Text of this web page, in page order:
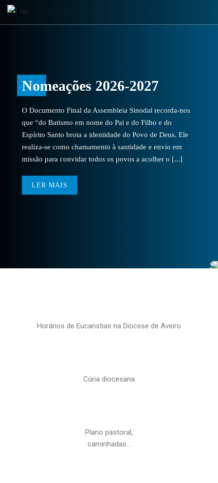
Nomeações 2026-2027
O Documento Final da Assembleia Sinodal recorda-nos
que “do Batismo em nome do Pai e do Filho e do
Espírito Santo brota a identidade do Povo de Deus. Ele
realiza-se como chamamento à santidade e envio em
missão para convidar todos os povos a acolher o [...]
LER MAIS
Horários de Eucaristias na Diocese de Aveiro
Cúria diocesana
Plano pastoral,
caminhadas…